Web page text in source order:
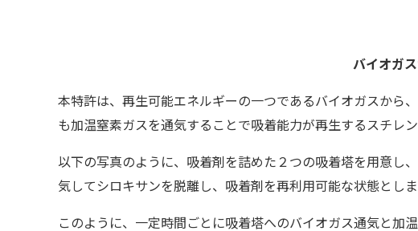
バイオガ
本特許は、再生可能エネルギーの一つであるバイオガスから
も加温窒素ガスを通気することで吸着能力が再生するスチレ
以下の写真のように、吸着剤を詰めた２つの吸着塔を用意し
気してシロキサンを脱離し、吸着剤を再利用可能な状態としま
このように、一定時間ごとに吸着塔へのバイオガス通気と加